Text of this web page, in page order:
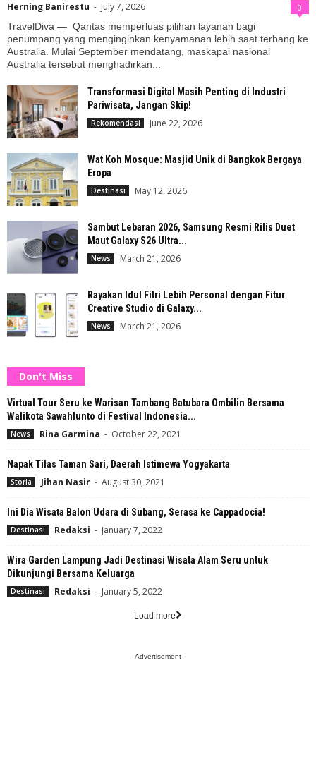
Herning Banirestu - July 7, 2026 0
TravelDiva — Qantas memperluas pilihan layanan bagi
penumpang yang menginginkan kenyamanan lebih saat terbang ke
Australia. Mulai September mendatang, maskapai nasional
Australia tersebut menghadirkan...
Transformasi Digital Masih Penting di Industri
Pariwisata, Jangan Skip!
Rekomendasi June 22, 2026
Wat Koh Mosque: Masjid Unik di Bangkok Bergaya
Eropa
Destinasi May 12, 2026
Sambut Lebaran 2026, Samsung Resmi Rilis Duet
Maut Galaxy S26 Ultra...
News March 21, 2026
Rayakan Idul Fitri Lebih Personal dengan Fitur
Creative Studio di Galaxy...
News March 21, 2026
Don't Miss
Virtual Tour Seru ke Warisan Tambang Batubara Ombilin Bersama
Walikota Sawahlunto di Festival Indonesia...
News Rina Garmina - October 22, 2021
Napak Tilas Taman Sari, Daerah Istimewa Yogyakarta
Storia Jihan Nasir - August 30, 2021
Ini Dia Wisata Balon Udara di Subang, Serasa ke Cappadocia!
Destinasi Redaksi - January 7, 2022
Wira Garden Lampung Jadi Destinasi Wisata Alam Seru untuk
Dikunjungi Bersama Keluarga
Destinasi Redaksi - January 5, 2022
Load more
- Advertisement -